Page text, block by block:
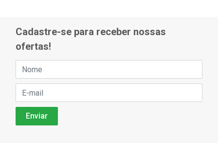
Cadastre-se para receber nossas
ofertas!